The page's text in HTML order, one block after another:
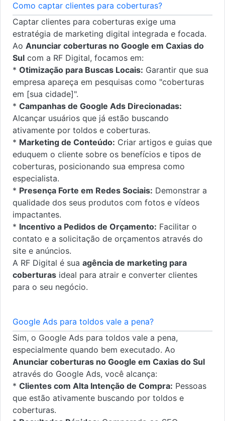
Como captar clientes para coberturas?
Captar clientes para coberturas exige uma
estratégia de marketing digital integrada e focada.
Ao Anunciar coberturas no Google em Caxias do
Sul com a RF Digital, focamos em:
* Otimização para Buscas Locais: Garantir que sua
empresa apareça em pesquisas como "coberturas
em [sua cidade]".
* Campanhas de Google Ads Direcionadas:
Alcançar usuários que já estão buscando
ativamente por toldos e coberturas.
* Marketing de Conteúdo: Criar artigos e guias que
eduquem o cliente sobre os benefícios e tipos de
coberturas, posicionando sua empresa como
especialista.
* Presença Forte em Redes Sociais: Demonstrar a
qualidade dos seus produtos com fotos e vídeos
impactantes.
* Incentivo a Pedidos de Orçamento: Facilitar o
contato e a solicitação de orçamentos através do
site e anúncios.
A RF Digital é sua agência de marketing para
coberturas ideal para atrair e converter clientes
para o seu negócio.
Google Ads para toldos vale a pena?
Sim, o Google Ads para toldos vale a pena,
especialmente quando bem executado. Ao
Anunciar coberturas no Google em Caxias do Sul
através do Google Ads, você alcança:
* Clientes com Alta Intenção de Compra: Pessoas
que estão ativamente buscando por toldos e
coberturas.